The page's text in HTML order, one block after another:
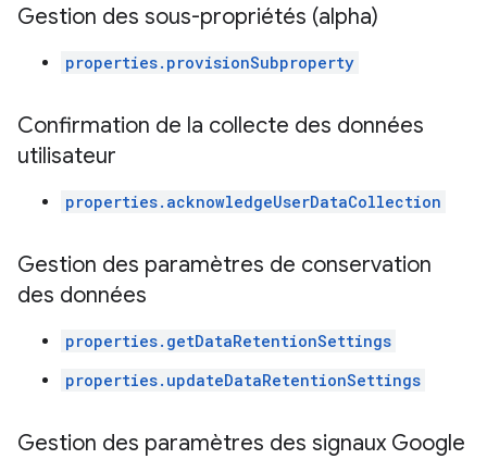
Gestion des sous-propriétés (alpha)
properties.provisionSubproperty
Confirmation de la collecte des données
utilisateur
properties.acknowledgeUserDataCollection
Gestion des paramètres de conservation
des données
properties.getDataRetentionSettings
properties.updateDataRetentionSettings
Gestion des paramètres des signaux Google